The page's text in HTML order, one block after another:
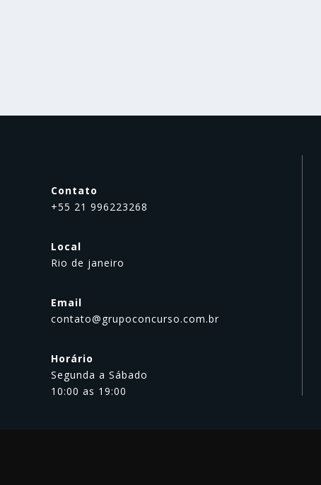
Contato
+55 21 996223268
Local
Rio de janeiro
Email
contato@grupoconcurso.com.br
Horário
Segunda a Sábado
10:00 as 19:00